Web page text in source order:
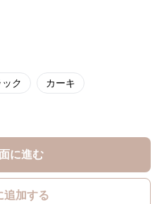
ク カーキ
に進む
追加する